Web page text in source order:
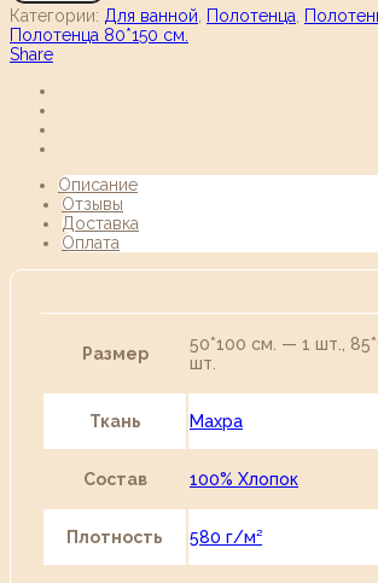
Категории: Для ванной Полотенца
Полотенца 80*150 см.
Share
Описание
Отзывы
Доставка
Оплата
Размер
50*100 см. — 1 шт.,
шт.
Ткань Махра
Состав 100% Хлопок
Плотность 580 г/м²